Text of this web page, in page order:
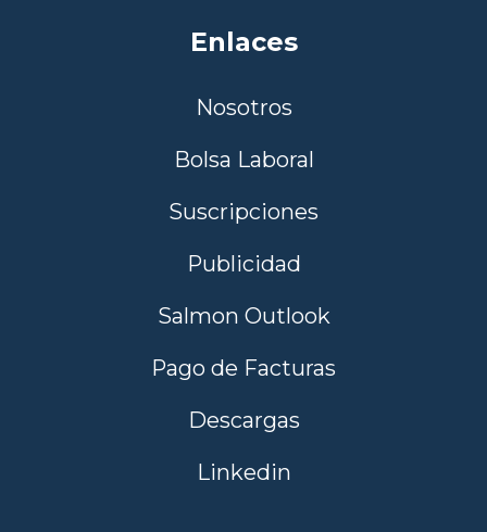
Enlaces
Nosotros
Bolsa Laboral
Suscripciones
Publicidad
Salmon Outlook
Pago de Facturas
Descargas
Linkedin